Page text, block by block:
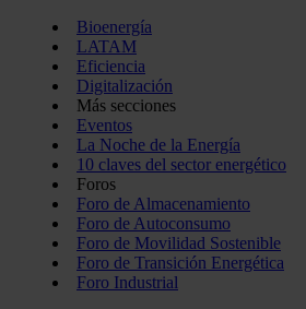
Bioenergía
LATAM
Eficiencia
Digitalización
Más secciones
Eventos
La Noche de la Energía
10 claves del sector energético
Foros
Foro de Almacenamiento
Foro de Autoconsumo
Foro de Movilidad Sostenible
Foro de Transición Energética
Foro Industrial